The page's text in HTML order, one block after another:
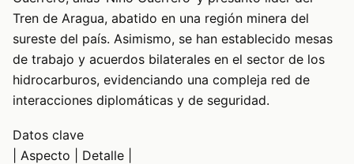
Tren de Aragua, abatido en una región minera del
sureste del país. Asimismo, se han establecido mesas
de trabajo y acuerdos bilaterales en el sector de los
hidrocarburos, evidenciando una compleja red de
interacciones diplomáticas y de seguridad.
Datos clave
| Aspecto | Detalle |